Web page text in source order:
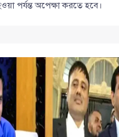
পর্যন্ত অপেক্ষা করতে হবে।